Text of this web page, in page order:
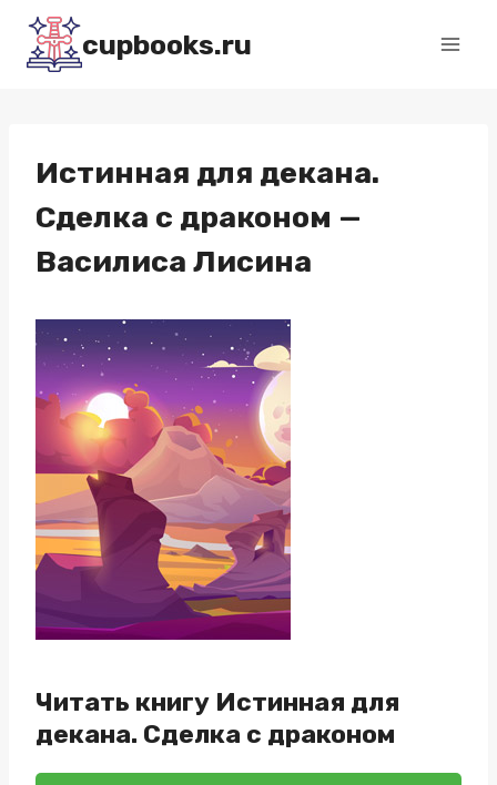
Перейти
содержимому
cupbooks.ru
Истинная для декана.
Сделка с драконом —
Василиса Лисина
Читать книгу Истинная для
декана. Сделка с драконом